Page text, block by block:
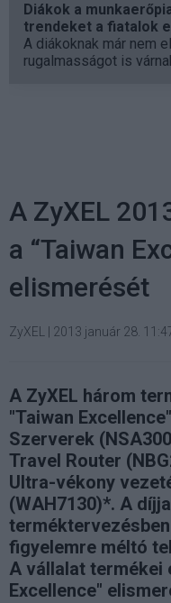
Diákok a
trendeket a fiatalok
A diákoknak már nem
rugalmasságot is
A ZyXEL
a “Taiwan
elismerését
ZyXEL 2013 január 28.
A ZyXEL három
"Taiwan
Szerverek
Travel Router
Ultra-vékony
(WAH7130)*. A
figyelemre méltó
A vállalat termékei
Excellence"